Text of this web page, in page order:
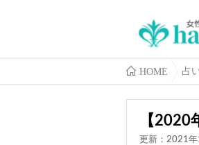
HOME 占
【2020
更新：2021